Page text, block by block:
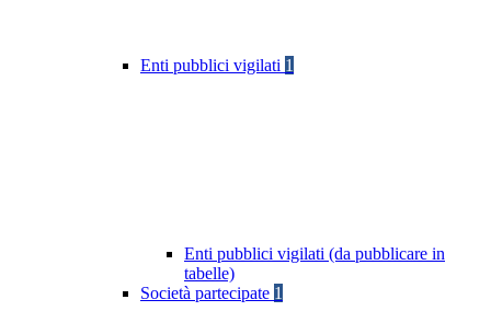
Enti pubblici vigilati 1
Enti pubblici vigilati (da pubblicare in
tabelle)
Società partecipate 1